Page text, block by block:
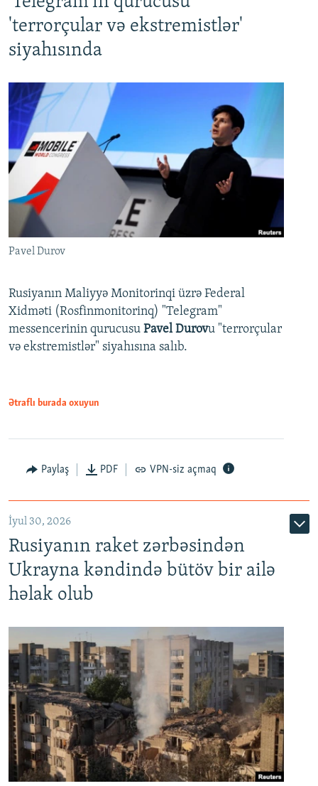
'terrorçular və ekstremistlər'
siyahısında
Pavel Durov
Rusiyanın Maliyyə Monitorinqi üzrə Federal
Xidməti (Rosfinmonitorinq) "Telegram"
messencerinin qurucusu Pavel Durovu "terrorçular
və ekstremistlər" siyahısına salıb.
Ətraflı burada oxuyun
Paylaş PDF VPN-siz açmaq
İyul 30, 2026
Rusiyanın raket zərbəsindən
Ukrayna kəndində bütöv bir ailə
həlak olub